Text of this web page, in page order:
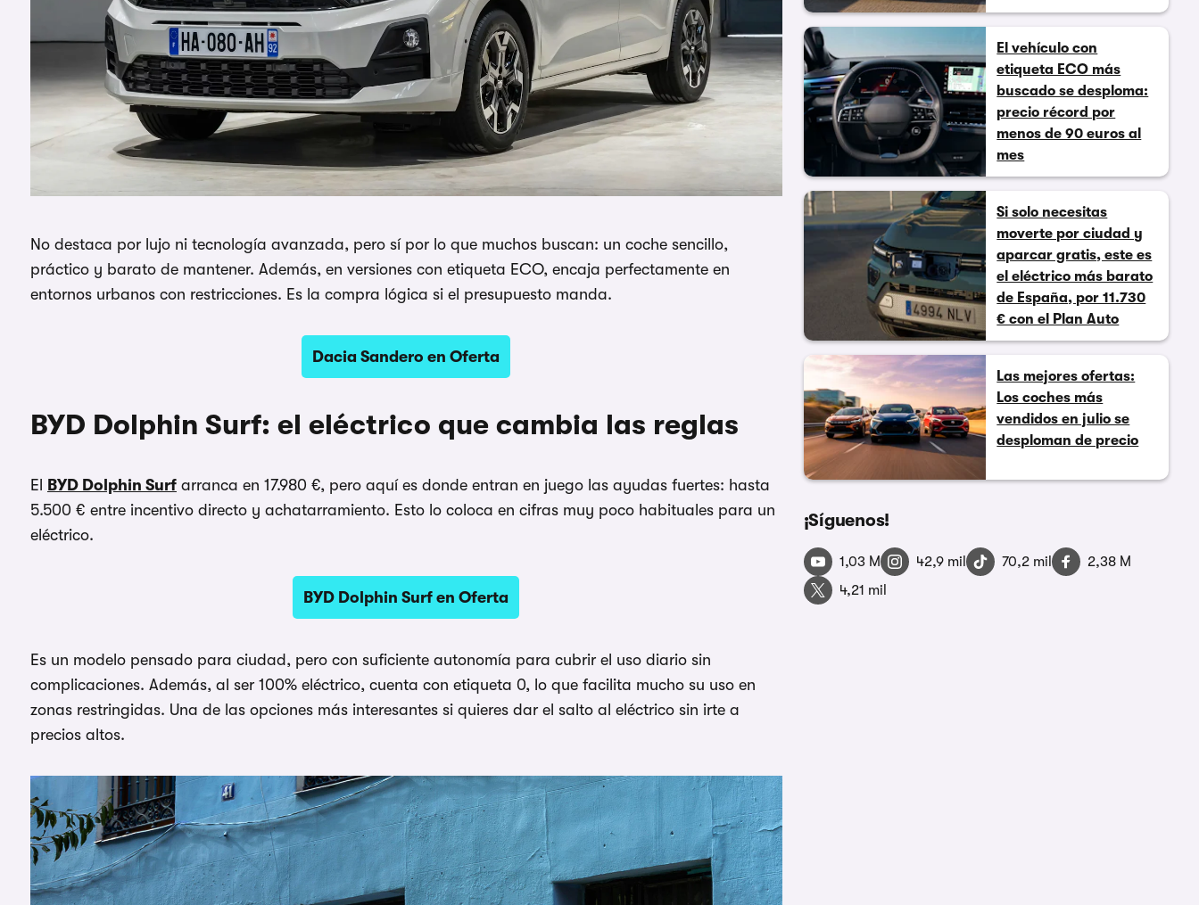
No destaca por lujo ni tecnología avanzada, pero sí por lo que muchos buscan: un coche sencillo,
práctico y barato de mantener. Además, en versiones con etiqueta ECO, encaja perfectamente en
entornos urbanos con restricciones. Es la compra lógica si el presupuesto manda.
Dacia Sandero en Oferta
BYD Dolphin Surf: el eléctrico que cambia las reglas
El BYD Dolphin Surf arranca en 17.980 €, pero aquí es donde entran en juego las ayudas fuertes: hasta
5.500 € entre incentivo directo y achatarramiento. Esto lo coloca en cifras muy poco habituales para un
eléctrico.
BYD Dolphin Surf en Oferta
Es un modelo pensado para ciudad, pero con suficiente autonomía para cubrir el uso diario sin
complicaciones. Además, al ser 100% eléctrico, cuenta con etiqueta 0, lo que facilita mucho su uso en
zonas restringidas. Una de las opciones más interesantes si quieres dar el salto al eléctrico sin irte a
precios altos.
El vehículo con
etiqueta ECO más
buscado se desploma:
precio récord por
menos de 90 euros al
mes
Si solo necesitas
moverte por ciudad y
aparcar gratis, este es
el eléctrico más barato
de España, por 11.730
€ con el Plan Auto
Las mejores ofertas:
Los coches más
vendidos en julio se
desploman de precio
¡Síguenos!
1,03 M 42,9 mil 70,2 mil
2,38 M
4,21 mil